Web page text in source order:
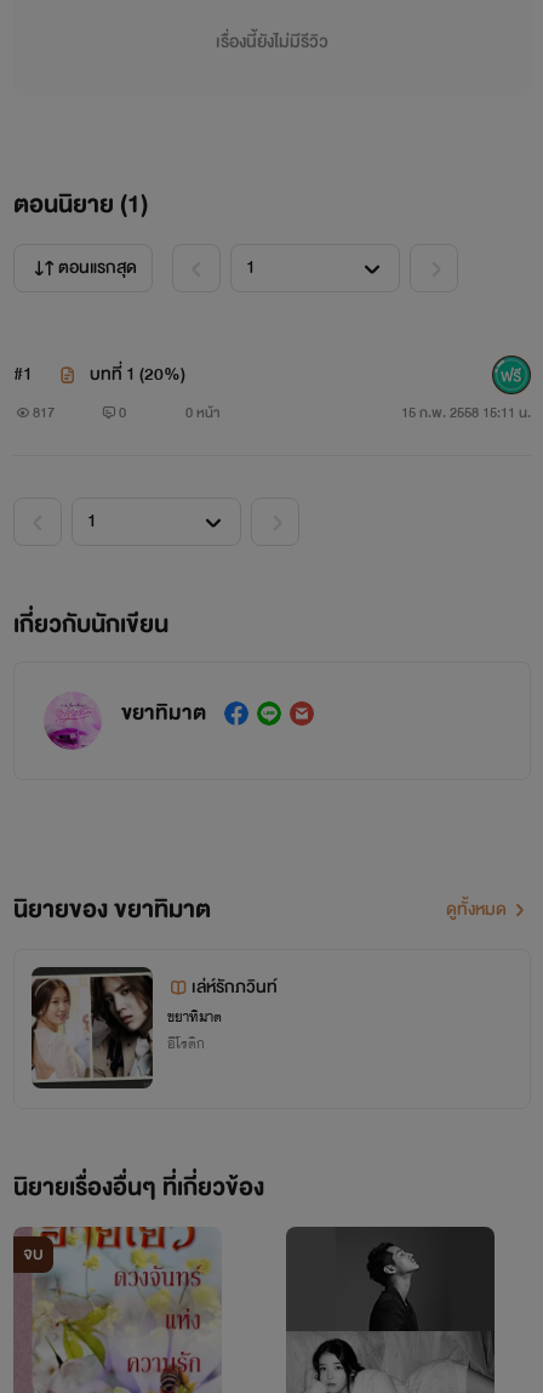
เรื่องนี้ยังไม่มีรีวิว
ตอนนิยาย (1)
ตอนแรกสุด
#1 บทที่ 1 (20%)
817 0 0 หน้า 15 ก.พ. 2558 15:11 น.
เกี่ยวกับนักเขียน
ขยาทิมาต
นิยายของ ขยาทิมาต ดูทั้งหมด
เล่ห์รักภวินท์
ขยาทิมาต
อีโรติก
นิยายเรื่องอื่นๆ ที่เกี่ยวข้อง
จบ